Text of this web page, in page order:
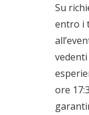
Su
entro i
ore